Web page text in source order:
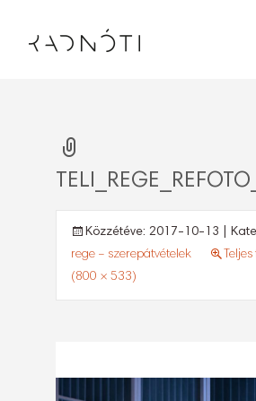
Közzétéve: 2017-10-13 |
rege – szerepátvételek
(800 × 533)